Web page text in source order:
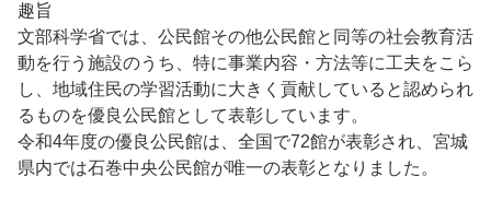
趣旨
文部科学省では、公民館その他公民館と同等の社会教育活
動を行う施設のうち、特に事業内容・方法等に工夫をこら
し、地域住民の学習活動に大きく貢献していると認められ
るものを優良公民館として表彰しています。
令和4年度の優良公民館は、全国で72館が表彰され、宮城
県内では石巻中央公民館が唯一の表彰となりました。